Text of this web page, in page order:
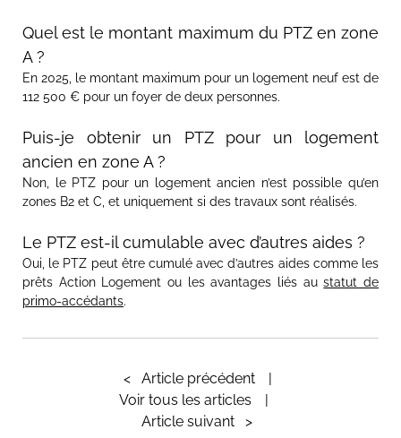
Quel est le montant maximum du PTZ en zone
A ?
En 2025, le montant maximum pour un logement neuf est de
112 500 € pour un foyer de deux personnes.
Puis-je obtenir un PTZ pour un logement
ancien en zone A ?
Non, le PTZ pour un logement ancien n’est possible qu’en
zones B2 et C, et uniquement si des travaux sont réalisés.
Le PTZ est-il cumulable avec d’autres aides ?
Oui, le PTZ peut être cumulé avec d’autres aides comme les
prêts Action Logement ou les avantages liés austatut de
primo-accédants.
<
Article précédent
Voir tous les articles
Article suivant
>